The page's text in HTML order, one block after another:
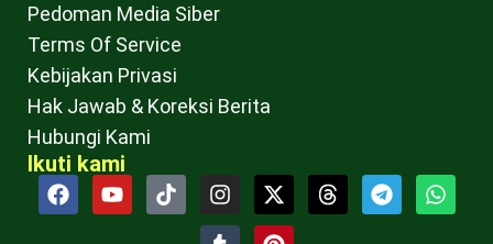
Pedoman Media Siber
Terms Of Service
Kebijakan Privasi
Hak Jawab & Koreksi Berita
Hubungi Kami
Ikuti kami